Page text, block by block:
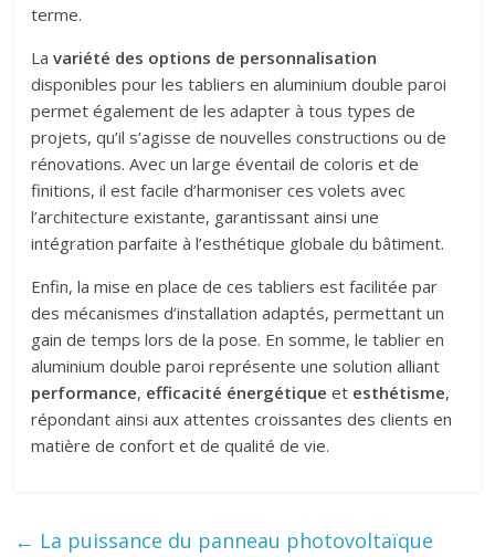
terme.
Lavariété des options de personnalisation
disponibles pour les tabliers en aluminium double paroi
permet également de les adapter à tous types de
projets, qu’il s’agisse de nouvelles constructions ou de
rénovations. Avec un large éventail de coloris et de
finitions, il est facile d’harmoniser ces volets avec
l’architecture existante, garantissant ainsi une
intégration parfaite à l’esthétique globale du bâtiment.
Enfin, la mise en place de ces tabliers est facilitée par
des mécanismes d’installation adaptés, permettant un
gain de temps lors de la pose. En somme, le tablier en
aluminium double paroi représente une solution alliant
performance, efficacité énergétique et esthétisme,
répondant ainsi aux attentes croissantes des clients en
matière de confort et de qualité de vie.
← La puissance du panneau photovoltaïque